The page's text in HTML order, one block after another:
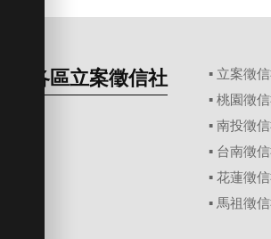
各區立案徵信社 ▪ 立案徵
▪ 桃園徵
▪ 南投徵
▪ 台南徵
▪ 花蓮徵
▪ 馬祖徵